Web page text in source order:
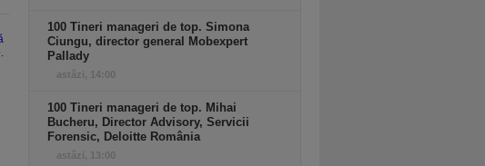
100 Tineri manageri de top. Simona
Ciungu, director general Mobexpert
Pallady
astăzi, 14:00
100 Tineri manageri de top. Mihai
Bucheru, Director Advisory, Servicii
Forensic, Deloitte România
astăzi, 13:00